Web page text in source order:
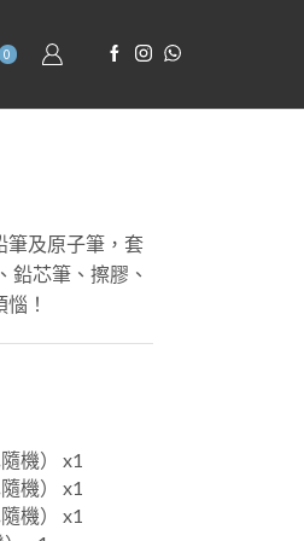
0
筆及原子筆，套
鉛芯筆、擦膠、
！
機） x1
機） x1
機） x1